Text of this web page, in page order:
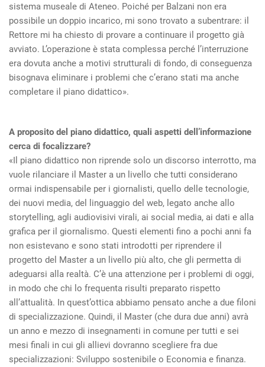
sistema museale di Ateneo. Poiché per Balzani non era
possibile un doppio incarico, mi sono trovato a subentrare: il
Rettore mi ha chiesto di provare a continuare il progetto già
avviato. L’operazione è stata complessa perché l’interruzione
era dovuta anche a motivi strutturali di fondo, di conseguenza
bisognava eliminare i problemi che c’erano stati ma anche
completare il piano didattico».
A proposito del piano didattico, quali aspetti dell’informazione
cerca di focalizzare?
«Il piano didattico non riprende solo un discorso interrotto, ma
vuole rilanciare il Master a un livello che tutti considerano
ormai indispensabile per i giornalisti, quello delle tecnologie,
dei nuovi media, del linguaggio del web, legato anche allo
storytelling, agli audiovisivi virali, ai social media, ai dati e alla
grafica per il giornalismo. Questi elementi fino a pochi anni fa
non esistevano e sono stati introdotti per riprendere il
progetto del Master a un livello più alto, che gli permetta di
adeguarsi alla realtà. C’è una attenzione per i problemi di oggi,
in modo che chi lo frequenta risulti preparato rispetto
all’attualità. In quest’ottica abbiamo pensato anche a due filoni
di specializzazione. Quindi, il Master (che dura due anni) avrà
un anno e mezzo di insegnamenti in comune per tutti e sei
mesi finali in cui gli allievi dovranno scegliere fra due
specializzazioni: Sviluppo sostenibile o Economia e finanza.